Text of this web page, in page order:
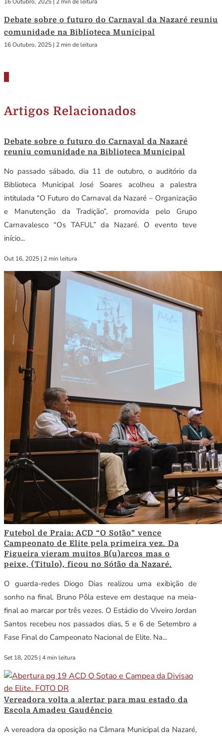
Debate sobre o futuro do Carnaval da Nazaré reuniu
comunidade na Biblioteca Municipal
16 Outubro, 2025 | 2 min de leitura
Artigos Relacionados
Debate sobre o futuro do Carnaval da Nazaré
reuniu comunidade na Biblioteca Municipal
No passado sábado, dia 11 de outubro, o auditório da
Biblioteca Municipal José Soares acolheu a palestra
intitulada “O Futuro do Carnaval da Nazaré – Organização
e Manutenção da Tradição”, promovida pelo Grupo
Carnavalesco “Os TAFUL” da Nazaré. O evento teve
início...
Out 16, 2025 | 2 min leitura
Futebol de Praia: ACD “O Sotão” vence
Campeonato de Elite pela primeira vez. Da
Figueira vieram muitos B(u)arcos mas o
peixe, (Titulo), ficou no Sótão da Nazaré.
O guarda-redes Diogo Dias realizou uma exibição de
sonho na final. Bruno Pôla esteve em destaque na meia-
final ao marcar por três vezes. O Estádio do Viveiro Jordan
Santos recebeu nos passados dias, 5 e 6 de Setembro a
Fase Final do Campeonato Nacional de Elite. Na...
Set 18, 2025 | 4 min leitura
Vereadora volta a alertar para mau estado da
Escola Amadeu Gaudêncio
A vereadora da oposição na Câmara Municipal da Nazaré,